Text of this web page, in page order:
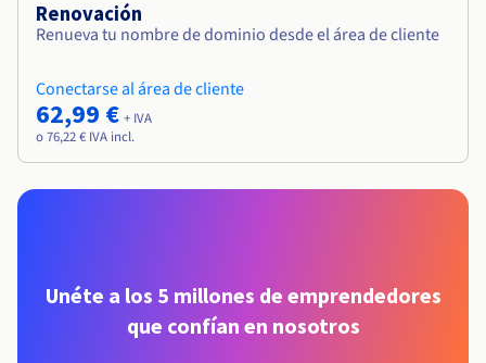
Renovación
Renueva tu nombre de dominio desde el área de cliente
Conectarse al área de cliente
62,99 € + IVA
o 76,22 € IVA incl.
Unéte a los 5 millones de emprendedores
que confían en nosotros